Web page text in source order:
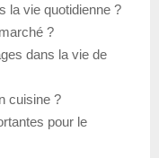
la vie quotidienne ?
?
dans la vie de
cuisine ?
pour le